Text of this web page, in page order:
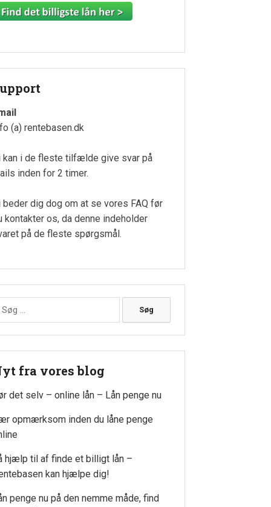
(a) rentebasen.dk
kan i de fleste tilfælde give svar på
inden for 2 timer.
beder dig dog om at se vores FAQ før
kontakter os, da denne indeholder
på de fleste spørgsmål.
fra vores blog
det selv – online lån – Lån penge nu
opmærksom inden du låne penge
hjælp til af finde et billigt lån –
kan hjælpe dig!
penge nu på den nemme måde, find